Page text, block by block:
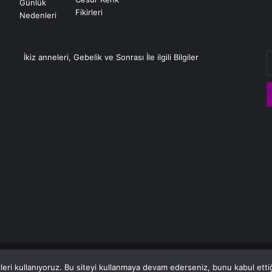
İkiz anneleri, Gebelik ve Sonrası İle ilgili Bilgiler
kullanıyoruz. Bu siteyi kullanmaya devam ederseniz, bunu kabul